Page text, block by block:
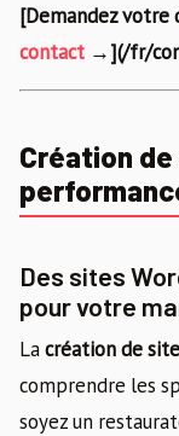
[Demandez
contact →](/fr/
Création
Des sites
pour votre
Lacréation de
comprendre les
soyez un